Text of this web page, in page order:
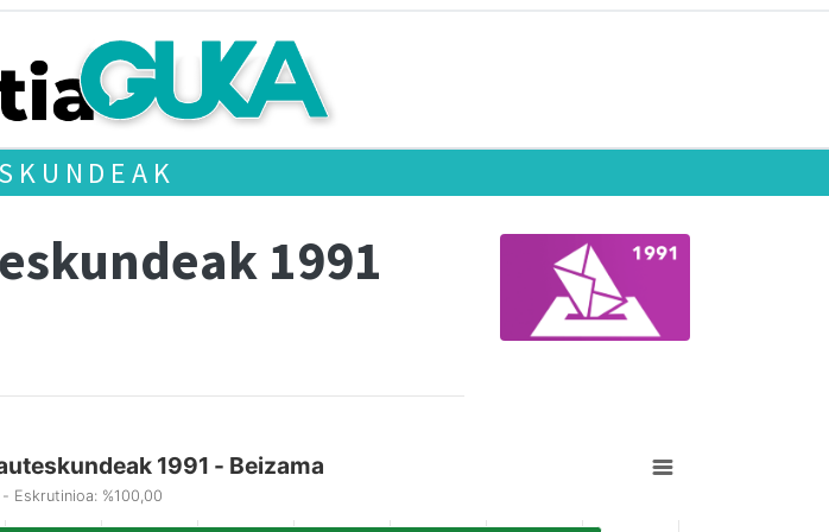
1991
1991 - Beizama
Eskrutinioa: %100,00